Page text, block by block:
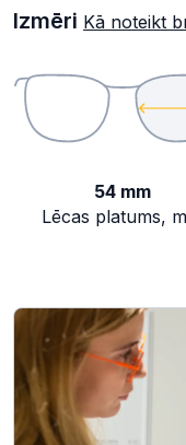
Izmēri Kā noteikt
54 mm
Lēcas platums,